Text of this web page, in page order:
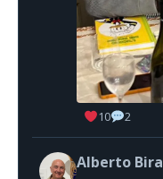
10 2
Alberto